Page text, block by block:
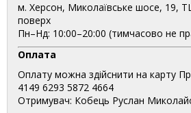
м. Херсон, Миколаївське шосе, 19,
поверх
Пн–Нд: 10:00–20:00 (тимчасово не
Оплата
Оплату можна здійснити на карту
4149 6293 5872 4664
Отримувач: Кобець Руслан